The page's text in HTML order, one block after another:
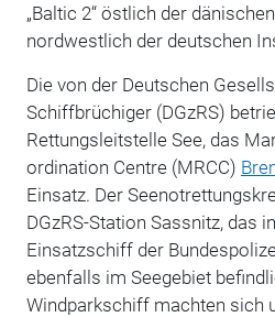
„Baltic 2“ östlich der
nordwestlich der deutschen
Die von der Deutschen
Schiffbrüchiger (DGzRS)
Rettungsleitstelle See, das
ordination Centre (MRCC)
Einsatz. Der
DGzRS-Station Sassnitz, das
Einsatzschiff der
ebenfalls im Seegebiet
Windparkschiff machten sich